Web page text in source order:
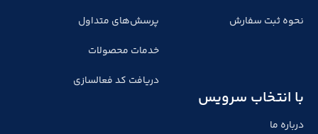
نحوه ثبت سفارش
پرسش‌های متداول
خدمات محصولات
دریافت کد فعالسازی
با انتخاب سرویس
درباره ما